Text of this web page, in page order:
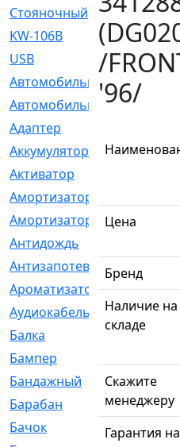
Cтояночный
[1]
KW-106B
[0]
USB
[6]
Автомобильное
Автомобильный
Адаптер
Аккумулятор
[2]
Активатор
Амортизатор
Амортизаторы
Антидождь
Антизапотеватель
Ароматизатор
[35]
Аудиокабель
[2]
Балка
[58]
Бампер
Бандажный
[6]
Барабан
[5]
Бачок
[40]
/
'96/
Цена
Бренд
Наличие на
складе
Скажите
менеджеру
Гарантия на